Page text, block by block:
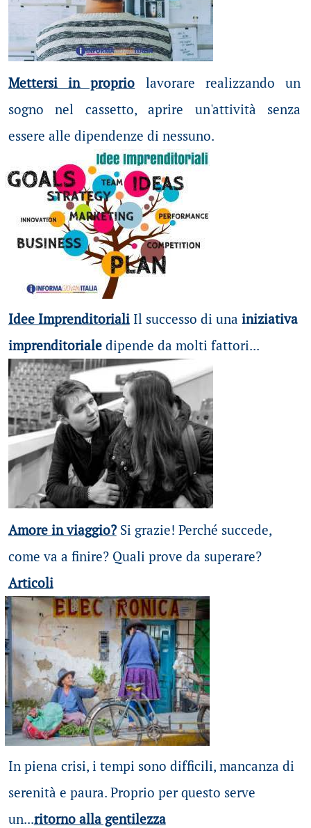
Mettersi in proprio lavorare realizzando un
sogno nel cassetto, aprire un'attività senza
essere alle dipendenze di nessuno.
Idee ImprenditorialiIl successo di una iniziativa
imprenditorialedipende da molti fattori...
Amore in viaggio?Si grazie! Perché succede,
come va a finire? Quali prove da superare?
Articoli
In piena crisi, i tempi sono difficili, mancanza di
serenità e paura. Proprio per questo serve
un...ritorno alla gentilezza